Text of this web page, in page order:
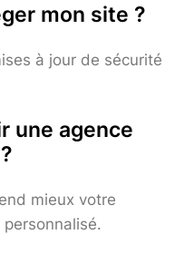
mon site ?
à jour de sécurité
une agence
mieux votre